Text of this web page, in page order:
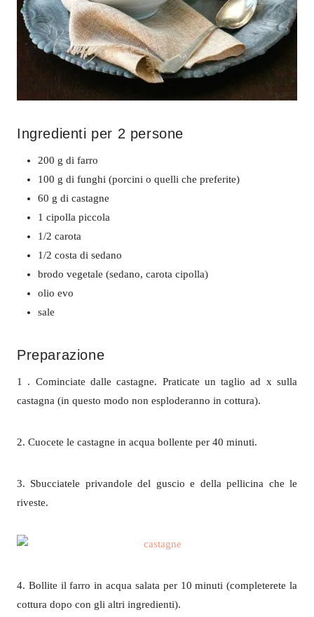
Ingredienti per 2 persone
200 g di farro
100 g di funghi (porcini o quelli che preferite)
60 g di castagne
1 cipolla piccola
1/2 carota
1/2 costa di sedano
brodo vegetale (sedano, carota cipolla)
olio evo
sale
Preparazione
1 . Cominciate dalle castagne. Praticate un taglio ad x sulla
castagna (in questo modo non esploderanno in cottura).
2. Cuocete le castagne in acqua bollente per 40 minuti.
3. Sbucciatele privandole del guscio e della pellicina che le
riveste.
4. Bollite il farro in acqua salata per 10 minuti (completerete la
cottura dopo con gli altri ingredienti).